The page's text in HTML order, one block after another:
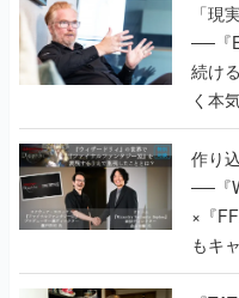
「現
──『
続け
く本
作り
──『
×『
もキ
で作